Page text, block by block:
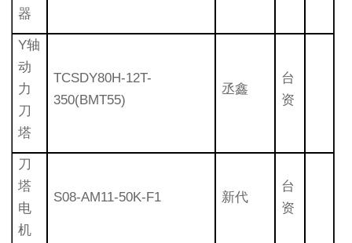
器
Y轴
动
力
刀
塔
TCSDY80H-12T-
350(BMT55)
丞鑫
台
资
刀
塔
电
机
S08-AM11-50K-F1 新代
台
资